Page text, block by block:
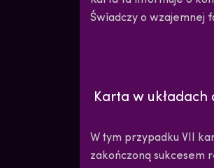
Świadczy o wzajemnej
Karta w
W tym przypadku VII
zakończoną sukcesem